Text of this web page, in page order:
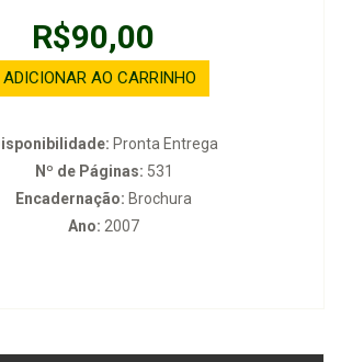
R$90,00
ADICIONAR AO CARRINHO
Pronta Entrega
Nº de Páginas: 531
Encadernação: Brochura
Ano: 2007